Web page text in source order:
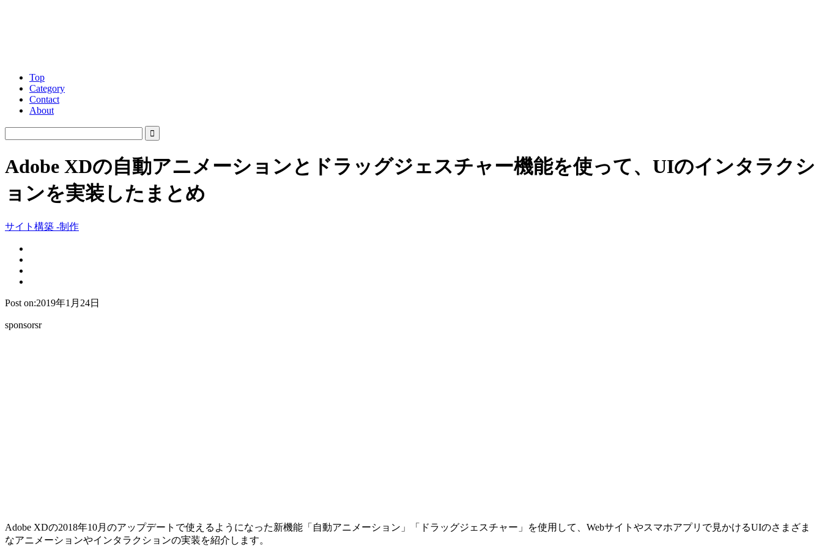
Top
Category
Contact
About
Adobe XDの自動アニメーションとドラッグジェスチャー機能を使って、UIのインタラクシ
ョンを実装したまとめ
サイト構築 -制作
Post on:2019年1月24日
sponsorsr
Adobe XDの2018年10月のアップデートで使えるようになった新機能「自動アニメーション」「ドラッグジェスチャー」を使用して、Webサイトやスマホアプリで見かけるUIのさまざま
なアニメーションやインタラクションの実装を紹介します。